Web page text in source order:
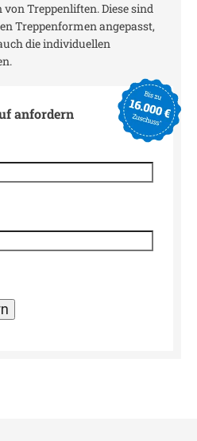
Treppenliften. Diese sind
Treppenformen angepasst,
die individuellen
anfordern